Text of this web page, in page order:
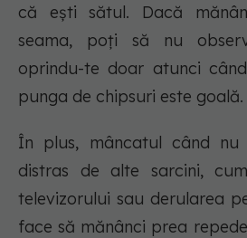
că ești sătul. Dacă
seama, poți să nu
oprindu-te doar atunci
punga de chipsuri este goală.
În plus, mâncatul când nu
distras de alte sarcini,
televizorului sau derularea
face să mănânci prea